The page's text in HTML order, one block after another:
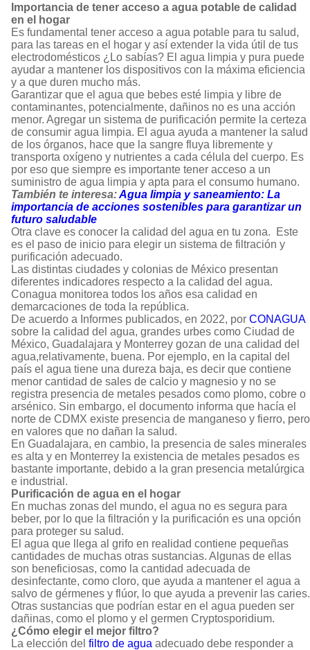
Importancia de tener acceso a agua potable de calidad
en el hogar
Es fundamental tener acceso a agua potable para tu salud,
para las tareas en el hogar y así extender la vida útil de tus
electrodomésticos ¿Lo sabías? El agua limpia y pura puede
ayudar a mantener los dispositivos con la máxima eficiencia
y a que duren mucho más.
Garantizar que el agua que bebes esté limpia y libre de
contaminantes, potencialmente, dañinos no es una acción
menor. Agregar un sistema de purificación permite la certeza
de consumir agua limpia. El agua ayuda a mantener la salud
de los órganos, hace que la sangre fluya libremente y
transporta oxígeno y nutrientes a cada célula del cuerpo. Es
por eso que siempre es importante tener acceso a un
suministro de agua limpia y apta para el consumo humano.
También te interesa:Agua limpia y saneamiento: La
importancia de acciones sostenibles para garantizar un
futuro saludable
Otra clave es conocer la calidad del agua en tu zona. Este
es el paso de inicio para elegir un sistema de filtración y
purificación adecuado.
Las distintas ciudades y colonias de México presentan
diferentes indicadores respecto a la calidad del agua.
Conagua monitorea todos los años esa calidad en
demarcaciones de toda la república.
De acuerdo a Informes publicados, en 2022, por CONAGUA
sobre la calidad del agua, grandes urbes como Ciudad de
México, Guadalajara y Monterrey gozan de una calidad del
agua,relativamente, buena. Por ejemplo, en la capital del
país el agua tiene una dureza baja, es decir que contiene
menor cantidad de sales de calcio y magnesio y no se
registra presencia de metales pesados como plomo, cobre o
arsénico. Sin embargo, el documento informa que hacía el
norte de CDMX existe presencia de manganeso y fierro, pero
en valores que no dañan la salud.
En Guadalajara, en cambio, la presencia de sales minerales
es alta y en Monterrey la existencia de metales pesados es
bastante importante, debido a la gran presencia metalúrgica
e industrial.
Purificación de agua en el hogar
En muchas zonas del mundo, el agua no es segura para
beber, por lo que la filtración y la purificación es una opción
para proteger su salud.
El agua que llega al grifo en realidad contiene pequeñas
cantidades de muchas otras sustancias. Algunas de ellas
son beneficiosas, como la cantidad adecuada de
desinfectante, como cloro, que ayuda a mantener el agua a
salvo de gérmenes y flúor, lo que ayuda a prevenir las caries.
Otras sustancias que podrían estar en el agua pueden ser
dañinas, como el plomo y el germen Cryptosporidium.
¿Cómo elegir el mejor filtro?
La elección del filtro de agua adecuado debe responder a